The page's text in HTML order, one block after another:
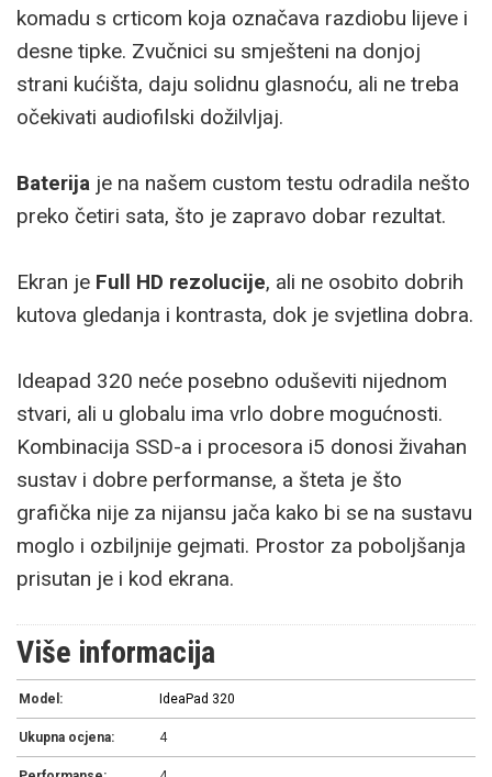
komadu s crticom koja označava razdiobu lijeve i
desne tipke. Zvučnici su smješteni na donjoj
strani kućišta, daju solidnu glasnoću, ali ne treba
očekivati audiofilski dožilvljaj.
Baterija je na našem custom testu odradila nešto
preko četiri sata, što je zapravo dobar rezultat.
Ekran je Full HD rezolucije, ali ne osobito dobrih
kutova gledanja i kontrasta, dok je svjetlina dobra.
Ideapad 320 neće posebno oduševiti nijednom
stvari, ali u globalu ima vrlo dobre mogućnosti.
Kombinacija SSD-a i procesora i5 donosi živahan
sustav i dobre performanse, a šteta je što
grafička nije za nijansu jača kako bi se na sustavu
moglo i ozbiljnije gejmati. Prostor za poboljšanja
prisutan je i kod ekrana.
Više informacija
Model: IdeaPad 320
Ukupna ocjena: 4